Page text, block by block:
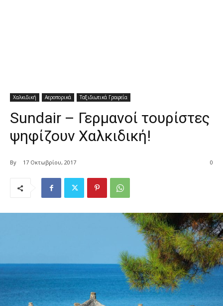
Χαλκιδική Αεροπορικά Ταξιδιωτικά Γραφεία
Sundair – Γερμανοί τουρίστες
ψηφίζουν Χαλκιδική!
By 17 Οκτωβρίου, 2017 0